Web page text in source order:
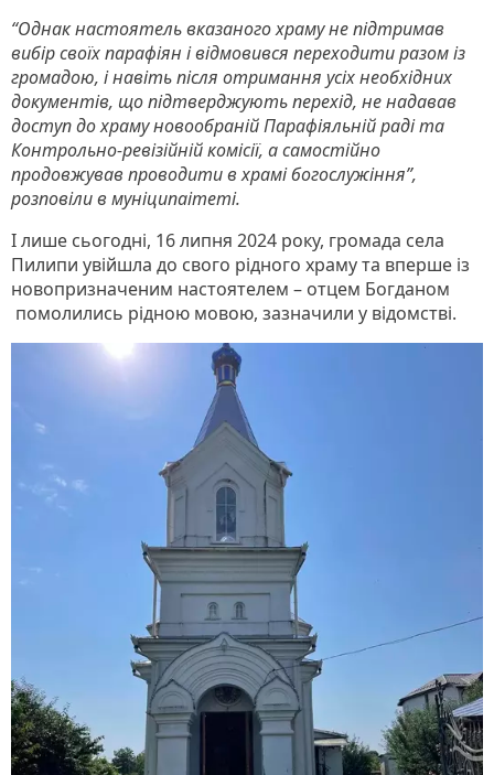
“Однак настоятель вказаного храму не підтримав
вибір своїх парафіян і відмовився переходити разом із
громадою, і навіть після отримання усіх необхідних
документів, що підтверджують перехід, не надавав
доступ до храму новообраній Парафіяльній раді та
Контрольно-ревізійній комісії, а самостійно
продовжував проводити в храмі богослужіння”,
розповіли в муніципаітеті.
І лише сьогодні, 16 липня 2024 року, громада села
Пилипи увійшла до свого рідного храму та вперше із
новопризначеним настоятелем – отцем Богданом
помолились рідною мовою, зазначили у відомстві.